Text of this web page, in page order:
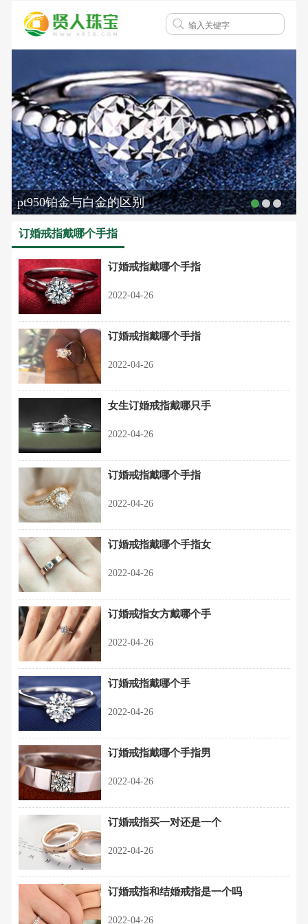
pt950铂金与白金的区别
订婚戒指戴哪个手指
订婚戒指戴哪个手指
2022-04-26
订婚戒指戴哪个手指
2022-04-26
女生订婚戒指戴哪只手
2022-04-26
订婚戒指戴哪个手指
2022-04-26
订婚戒指戴哪个手指女
2022-04-26
订婚戒指女方戴哪个手
2022-04-26
订婚戒指戴哪个手
2022-04-26
订婚戒指戴哪个手指男
2022-04-26
订婚戒指买一对还是一个
2022-04-26
订婚戒指和结婚戒指是一个吗
2022-04-26